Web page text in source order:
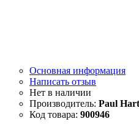
Основная информация
Написать отзыв
Paul
900946